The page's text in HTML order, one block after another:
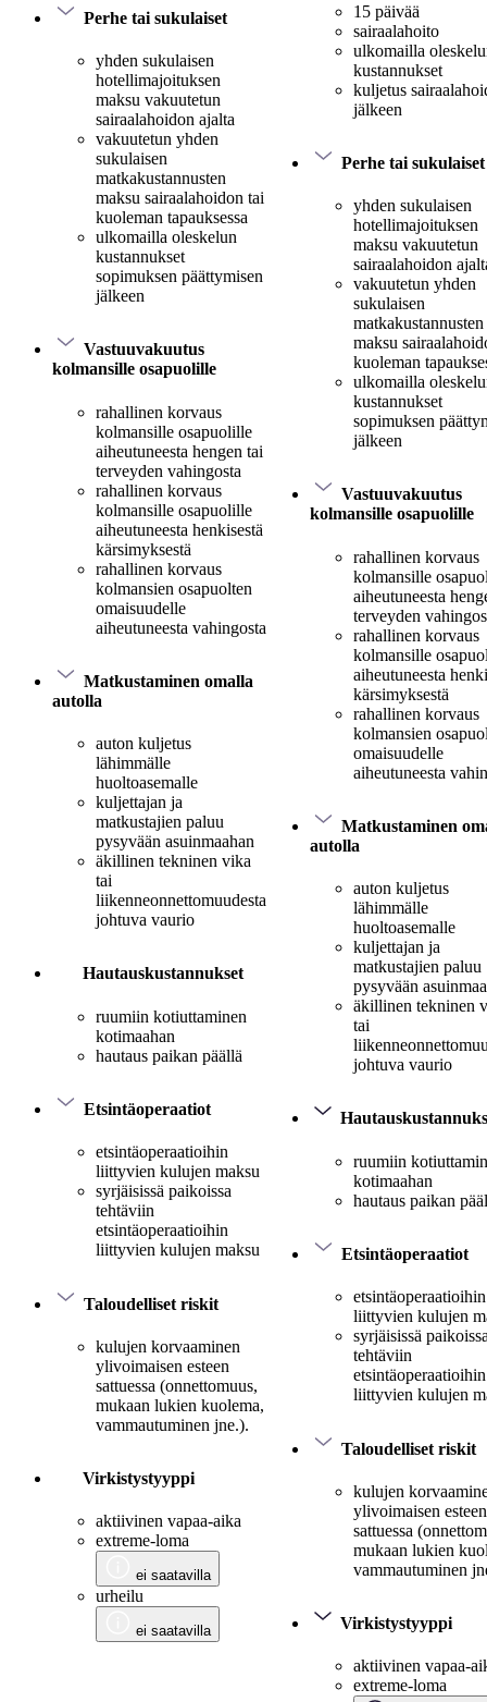
Perhe tai sukulaiset
yhden sukulaisen
hotellimajoituksen
maksu vakuutetun
sairaalahoidon ajalta
vakuutetun yhden
sukulaisen
matkakustannusten
maksu sairaalahoidon tai
kuoleman tapauksessa
ulkomailla oleskelun
kustannukset
sopimuksen päättymisen
jälkeen
Vastuuvakuutus
kolmansille osapuolille
rahallinen korvaus
kolmansille osapuolille
aiheutuneesta hengen tai
terveyden vahingosta
rahallinen korvaus
kolmansille osapuolille
aiheutuneesta henkisestä
kärsimyksestä
rahallinen korvaus
kolmansien osapuolten
omaisuudelle
aiheutuneesta vahingosta
Matkustaminen omalla
autolla
auton kuljetus
lähimmälle
huoltoasemalle
kuljettajan ja
matkustajien paluu
pysyvään asuinmaahan
äkillinen tekninen vika
tai
liikenneonnettomuudesta
johtuva vaurio
Hautauskustannukset
ruumiin kotiuttaminen
kotimaahan
hautaus paikan päällä
Etsintäoperaatiot
etsintäoperaatioihin
liittyvien kulujen maksu
syrjäisissä paikoissa
tehtäviin
etsintäoperaatioihin
liittyvien kulujen maksu
Taloudelliset riskit
kulujen korvaaminen
ylivoimaisen esteen
sattuessa (onnettomuus,
mukaan lukien kuolema,
vammautuminen jne.).
Virkistystyyppi
aktiivinen vapaa-aika
extreme-loma
ei saatavilla
urheilu
ei saatavilla
15 päivää
sairaalahoito
ulkomailla
kustannukset
kuljetus
jälkeen
Perhe tai sukulaiset
yhden sukulaisen
hotellimajoituksen
maksu vakuutetun
sairaalahoidon
vakuutetun yhden
sukulaisen
matkakustannusten
maksu
kuoleman
ulkomailla
kustannukset
sopimuksen
jälkeen
Vastuuvakuutus
kolmansille osapuolille
rahallinen korvaus
kolmansille
aiheutuneesta
terveyden
rahallinen korvaus
kolmansille
aiheutuneesta
kärsimyksestä
rahallinen korvaus
kolmansien
omaisuudelle
aiheutuneesta
Matkustaminen
autolla
auton kuljetus
lähimmälle
huoltoasemalle
kuljettajan ja
matkustajien paluu
pysyvään
äkillinen tekninen
tai
johtuva vaurio
ruumiin
kotimaahan
hautaus paikan
Etsintäoperaatiot
etsintäoperaatioihin
liittyvien kulujen
syrjäisissä
tehtäviin
etsintäoperaatioihin
liittyvien kulujen
Taloudelliset riskit
kulujen
ylivoimaisen esteen
sattuessa
mukaan lukien
vammautuminen
Virkistystyyppi
aktiivinen vapaa-
extreme-loma